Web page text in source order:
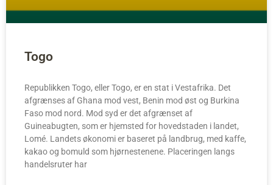
Togo
Republikken Togo, eller Togo, er en stat i Vestafrika. Det
afgrænses af Ghana mod vest, Benin mod øst og Burkina
Faso mod nord. Mod syd er det afgrænset af
Guineabugten, som er hjemsted for hovedstaden i landet,
Lomé. Landets økonomi er baseret på landbrug, med kaffe,
kakao og bomuld som hjørnestenene. Placeringen langs
handelsruter har